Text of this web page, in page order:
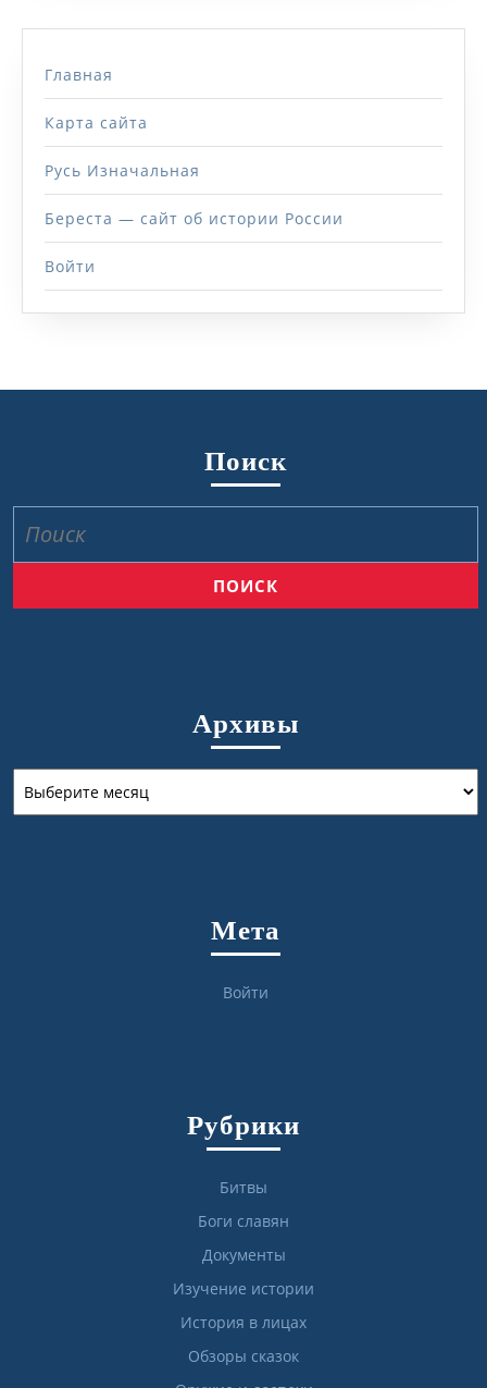
Главная
Карта сайта
Русь Изначальная
Береста — сайт об истории России
Войти
Поиск
Архивы
Мета
Войти
Рубрики
Битвы
Боги славян
Документы
Изучение истории
История в лицах
Обзоры сказок